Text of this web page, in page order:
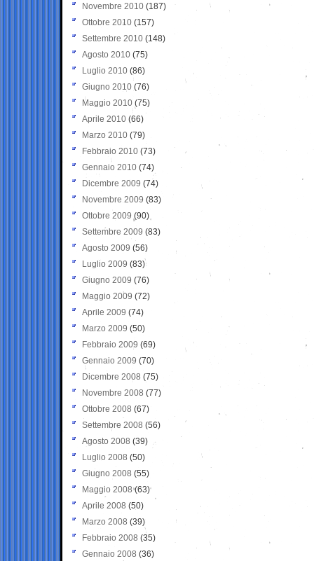
Novembre 2010 (187)
Ottobre 2010 (157)
Settembre 2010 (148)
Agosto 2010 (75)
Luglio 2010 (86)
Giugno 2010 (76)
Maggio 2010 (75)
Aprile 2010 (66)
Marzo 2010 (79)
Febbraio 2010 (73)
Gennaio 2010 (74)
Dicembre 2009 (74)
Novembre 2009 (83)
Ottobre 2009 (90)
Settembre 2009 (83)
Agosto 2009 (56)
Luglio 2009 (83)
Giugno 2009 (76)
Maggio 2009 (72)
Aprile 2009 (74)
Marzo 2009 (50)
Febbraio 2009 (69)
Gennaio 2009 (70)
Dicembre 2008 (75)
Novembre 2008 (77)
Ottobre 2008 (67)
Settembre 2008 (56)
Agosto 2008 (39)
Luglio 2008 (50)
Giugno 2008 (55)
Maggio 2008(63)
Aprile 2008 (50)
Marzo 2008 (39)
Febbraio 2008 (35)
Gennaio 2008 (36)